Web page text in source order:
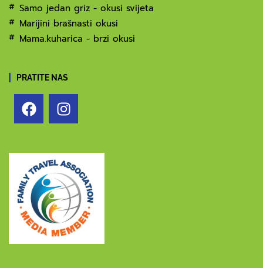
Samo jedan griz - okusi svijeta
Marijini brašnasti okusi
Mama.kuharica - brzi okusi
PRATITE NAS